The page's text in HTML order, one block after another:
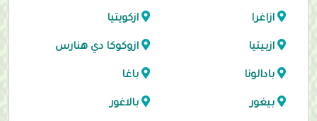
ازاغرا ازكويتيا
ازبيتيا ازوكوكا دي هنارس
بادالونا باغا
بيغور بالاغور